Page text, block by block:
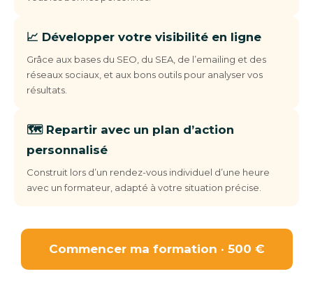
📈 Développer votre visibilité en ligne
Grâce aux bases du SEO, du SEA, de l’emailing et des
réseaux sociaux, et aux bons outils pour analyser vos
résultats.
🗺️ Repartir avec un plan d’action
personnalisé
Construit lors d’un rendez-vous individuel d’une heure
avec un formateur, adapté à votre situation précise.
Commencer ma formation · 500 €